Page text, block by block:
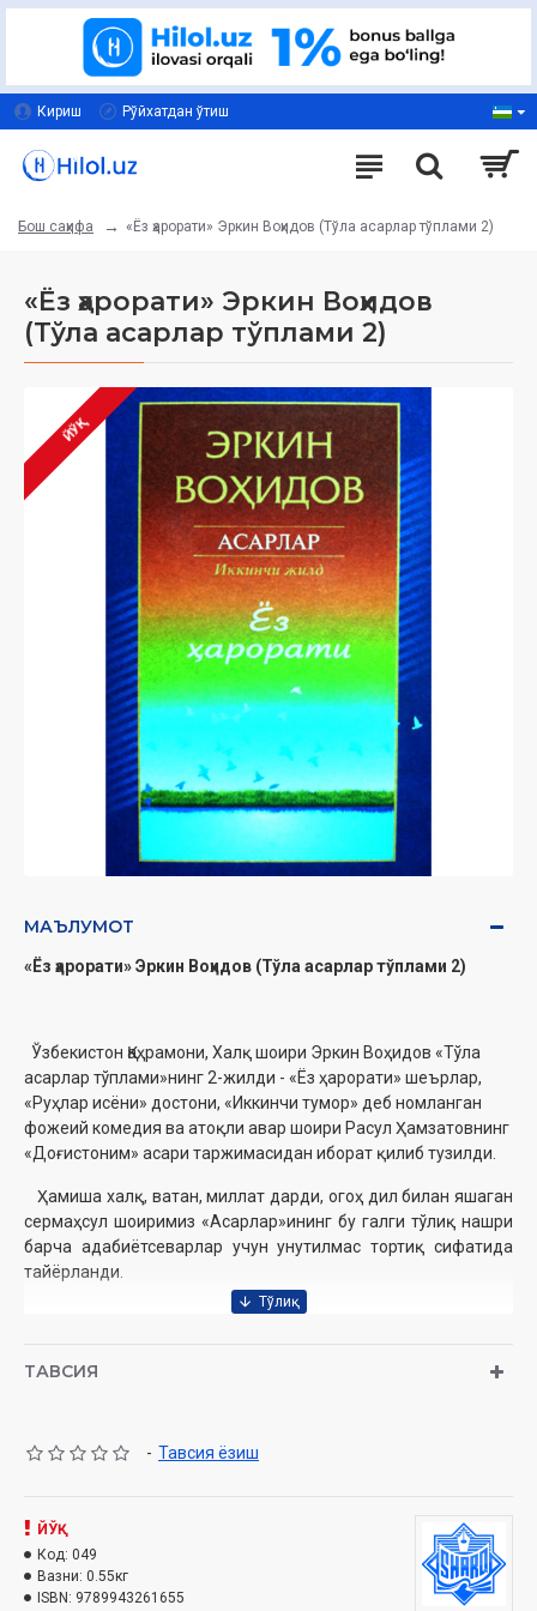
Кириш Рўйхатдан ўтиш
Бош саҳифа «Ёз ҳарорати» Эркин Воҳидов (Тўла асарлар тўплами 2)
«Ёз ҳарорати» Эркин Воҳидов
(Тўла асарлар тўплами 2)
ЙЎҚ
МАЪЛУМОТ
«Ёз ҳарорати» Эркин Воҳидов (Тўла асарлар тўплами 2)
Ўзбекистон Қаҳрамони, Халқ шоири Эркин Воҳидов «Тўла
асарлар тўплами»нинг 2-жилди - «Ёз ҳарорати» шеърлар,
«Руҳлар исёни» достони, «Иккинчи тумор» деб номланган
фожеий комедия ва атоқли авар шоири Расул Ҳамзатовнинг
«Доғистоним» асари таржимасидан иборат қилиб тузилди.
Ҳамиша халқ, ватан, миллат дарди, огоҳ дил билан яшаган
сермаҳсул шоиримиз «Асарлар»ининг бу галги тўлиқ нашри
барча адабиётсеварлар учун унутилмас тортиқ сифатида
тайёрланди.
Ҳажми:416 бет
МУНДАРИЖА
ИЛТИЖО
ТАВСИЯ
- Тавсия ёзиш
ЙЎҚ
Код: 049
Вазни: 0.55кг
ISBN: 9789943261655